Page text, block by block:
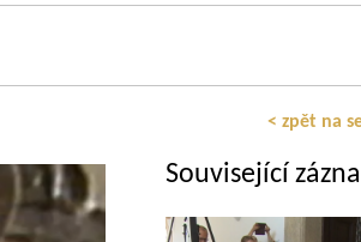
< zpět na
Související